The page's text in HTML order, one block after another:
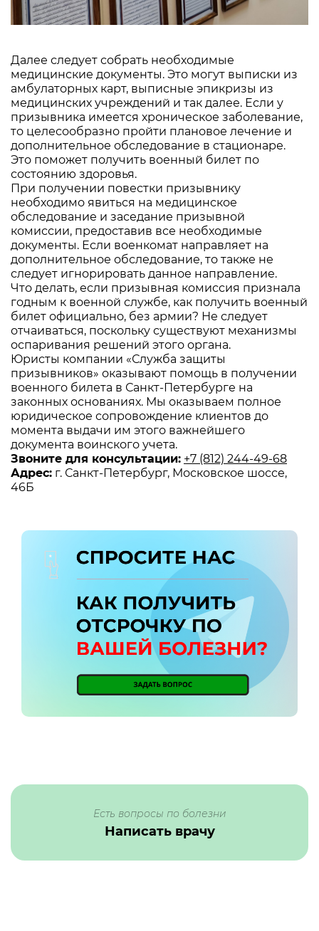
Далее следует собрать необходимые
медицинские документы. Это могут выписки из
амбулаторных карт, выписные эпикризы из
медицинских учреждений и так далее. Если у
призывника имеется хроническое заболевание,
то целесообразно пройти плановое лечение и
дополнительное обследование в стационаре.
Это поможет получить военный билет по
состоянию здоровья.
При получении повестки призывнику
необходимо явиться на медицинское
обследование и заседание призывной
комиссии, предоставив все необходимые
документы. Если военкомат направляет на
дополнительное обследование, то также не
следует игнорировать данное направление.
Что делать, если призывная комиссия признала
годным к военной службе, как получить военный
билет официально, без армии? Не следует
отчаиваться, поскольку существуют механизмы
оспаривания решений этого органа.
Юристы компании «Служба защиты
призывников» оказывают помощь в получении
военного билета в Санкт-Петербурге на
законных основаниях. Мы оказываем полное
юридическое сопровождение клиентов до
момента выдачи им этого важнейшего
документа воинского учета.
Звоните для консультации: +7 (812) 244-49-68
Адрес: г. Санкт-Петербург, Московское шоссе,
46Б
Есть вопросы по болезни
Написать врачу